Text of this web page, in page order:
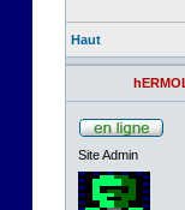
Haut
Site Admin